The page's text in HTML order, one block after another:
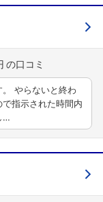
やらないと終わ
指示された時間内
…